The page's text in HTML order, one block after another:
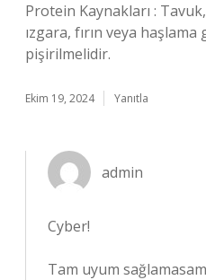
Protein Kaynakları :
ızgara, fırın veya
pişirilmelidir.
Ekim 19, 2024 Yanıtla
admin
Cyber!
Tam uyum